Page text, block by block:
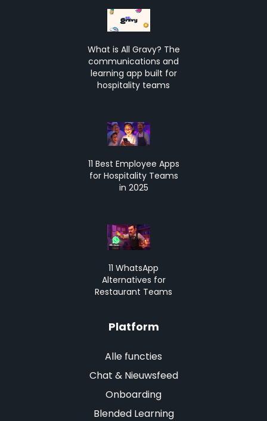
What is All Gravy? The
communications and
learning app built for
hospitality teams
11 Best Employee Apps
for Hospitality Teams
in 2025
11 WhatsApp
Alternatives for
Restaurant Teams
Platform
Alle functies
Chat & Nieuwsfeed
Onboarding
Blended Learning